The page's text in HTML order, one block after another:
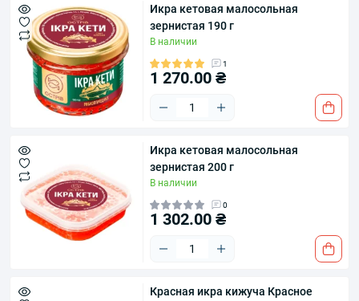
Икра кетовая малосольная
зернистая 190 г
В наличии
1
1 270.00 ₴
Икра кетовая малосольная
зернистая 200 г
В наличии
0
1 302.00 ₴
Красная икра кижуча Красное